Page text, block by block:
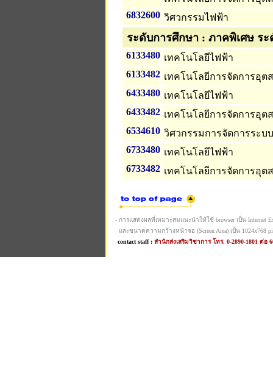
6832600 วิศวกรรมไฟฟ้า
ระดับการศึกษา : ภาคพิเศษ ร
6133480 เทคโนโลยีไฟฟ้า
6133482 เทคโนโลยีการจัดการอุต
6433480 เทคโนโลยีไฟฟ้า
6433482 เทคโนโลยีการจัดการอุต
6534610 วิศวกรรมการจัดการระบ
6733480 เทคโนโลยีไฟฟ้า
6733482 เทคโนโลยีการจัดการอุต
- การแสดงผลที่เหมาะสมแนะนำให้ใช้ browser เป็น Internet
และขนาดความกว้างหน้าจอ (Screen Area) เป็น 1024x768
contact staff : สำนักส่งเสริมวิชาการ โทร. 0-2890-1801 ต่อ